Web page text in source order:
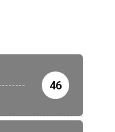
46